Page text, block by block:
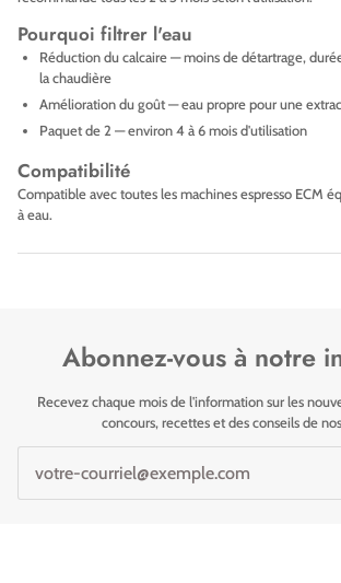
Pourquoi filtrer l'eau
Réduction du calcaire — moins de détartrage,
la chaudière
Amélioration du goût — eau propre pour une
Paquet de 2 — environ 4 à 6 mois d'utilisation
Compatibilité
Compatible avec toutes les machines espresso ECM
à eau.
Abonnez-vous à notre
Recevez chaque mois de l'information sur les
concours, recettes et des conseils de